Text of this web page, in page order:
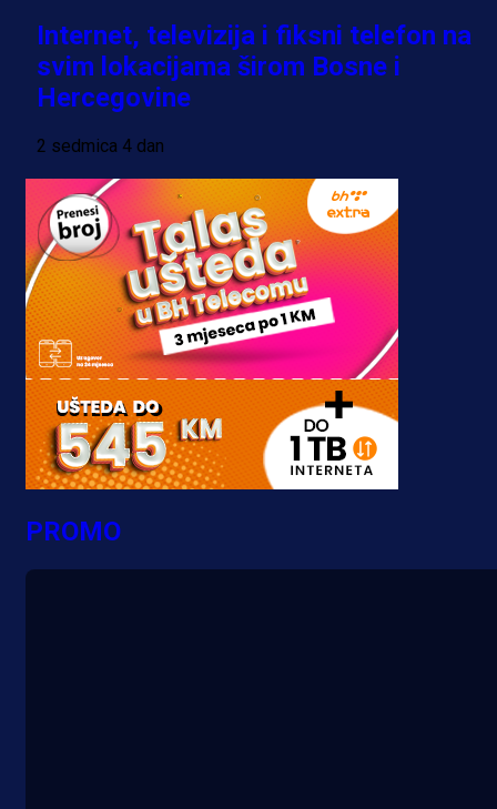
Internet, televizija i fiksni telefon na
svim lokacijama širom Bosne i
Hercegovine
2 sedmica 4 dan
PROMO